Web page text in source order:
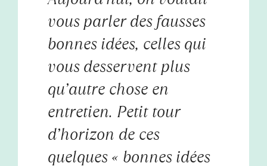
vous parler des fausses
bonnes idées, celles qui
vous desservent plus
qu’autre chose en
entretien. Petit tour
d’horizon de ces
quelques « bonnes idées